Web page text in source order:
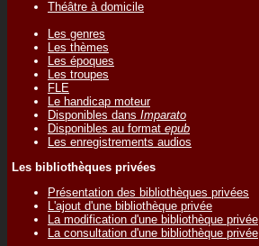
Théâtre à domicile
Les genres
Les thèmes
Les époques
Les troupes
FLE
Le handicap moteur
Disponibles dans Imparato
Disponibles au format epub
Les enregistrements audios
Les bibliothèques privées
Présentation des bibliothèques privées
L'ajout d'une bibliothèque privée
La modification d'une bibliothèque privée
La consultation d'une bibliothèque privée